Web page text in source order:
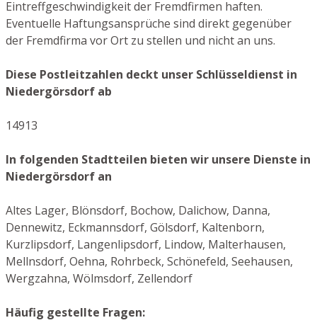
Eintreffgeschwindigkeit der Fremdfirmen haften.
Eventuelle Haftungsansprüche sind direkt gegenüber
der Fremdfirma vor Ort zu stellen und nicht an uns.
Diese Postleitzahlen deckt unser Schlüsseldienst in
Niedergörsdorf ab
14913
In folgenden Stadtteilen bieten wir unsere Dienste in
Niedergörsdorf an
Altes Lager, Blönsdorf, Bochow, Dalichow, Danna,
Dennewitz, Eckmannsdorf, Gölsdorf, Kaltenborn,
Kurzlipsdorf, Langenlipsdorf, Lindow, Malterhausen,
Mellnsdorf, Oehna, Rohrbeck, Schönefeld, Seehausen,
Wergzahna, Wölmsdorf, Zellendorf
Häufig gestellte Fragen: